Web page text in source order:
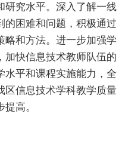
研究水平。深入了解一线
的困难和问题，积极通过
略和方法。进一步加强学
加快信息技术教师队伍的
水平和课程实施能力，全
区信息技术学科教学质量
高。